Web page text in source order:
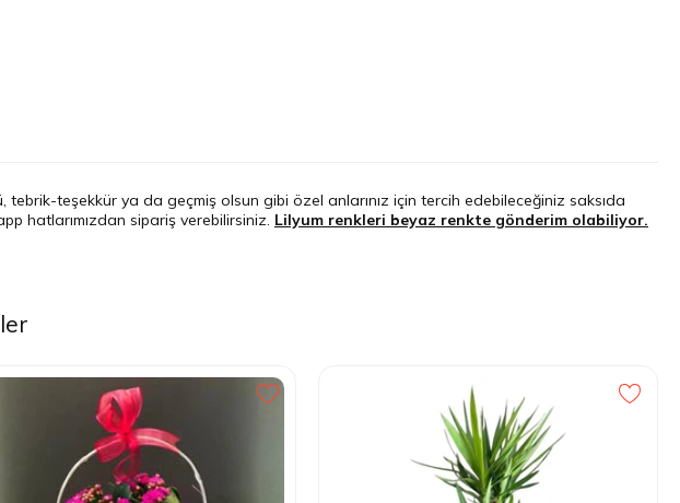
tebrik-teşekkür ya da geçmiş olsun gibi özel anlarınız için tercih edebileceğiniz saksıda
hatlarımızdan sipariş verebilirsiniz. Lilyum renkleri beyaz renkte gönderim olabiliyor.